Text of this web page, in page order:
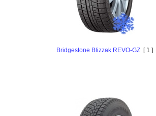
Bridgestone Blizzak REVO-GZ [ 1 ]